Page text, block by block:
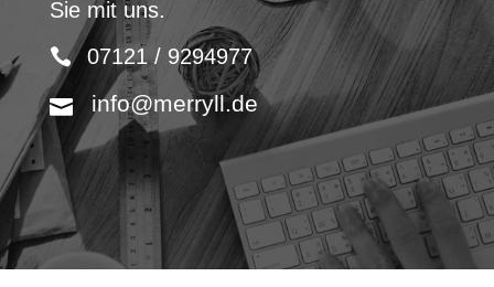
Sie mit uns.
07121 / 9294977
info@merryll.de